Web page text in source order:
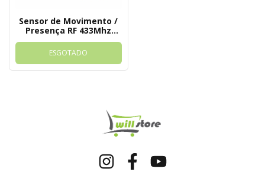
Sensor de Movimento /
Presença RF 433Mhz
Para Kit Alarme Ekaza
Tuya
ESGOTADO